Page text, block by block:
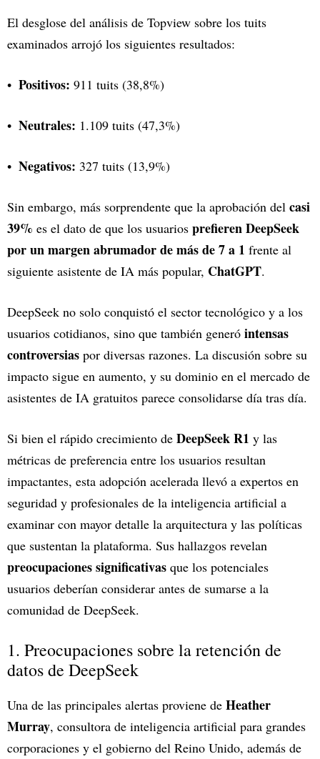
El desglose del análisis de Topview sobre los tuits
examinados arrojó los siguientes resultados:
Positivos: 911 tuits (38,8%)
Neutrales: 1.109 tuits (47,3%)
Negativos: 327 tuits (13,9%)
Sin embargo, más sorprendente que la aprobación del casi
39% es el dato de que los usuarios prefieren DeepSeek
por un margen abrumador de más de 7 a 1 frente al
siguiente asistente de IA más popular, ChatGPT.
DeepSeek no solo conquistó el sector tecnológico y a los
usuarios cotidianos, sino que también generó intensas
controversias por diversas razones. La discusión sobre su
impacto sigue en aumento, y su dominio en el mercado de
asistentes de IA gratuitos parece consolidarse día tras día.
Si bien el rápido crecimiento de DeepSeek R1 y las
métricas de preferencia entre los usuarios resultan
impactantes, esta adopción acelerada llevó a expertos en
seguridad y profesionales de la inteligencia artificial a
examinar con mayor detalle la arquitectura y las políticas
que sustentan la plataforma. Sus hallazgos revelan
preocupaciones significativas que los potenciales
usuarios deberían considerar antes de sumarse a la
comunidad de DeepSeek.
1. Preocupaciones sobre la retención de
datos de DeepSeek
Una de las principales alertas proviene de Heather
Murray, consultora de inteligencia artificial para grandes
corporaciones y el gobierno del Reino Unido, además de